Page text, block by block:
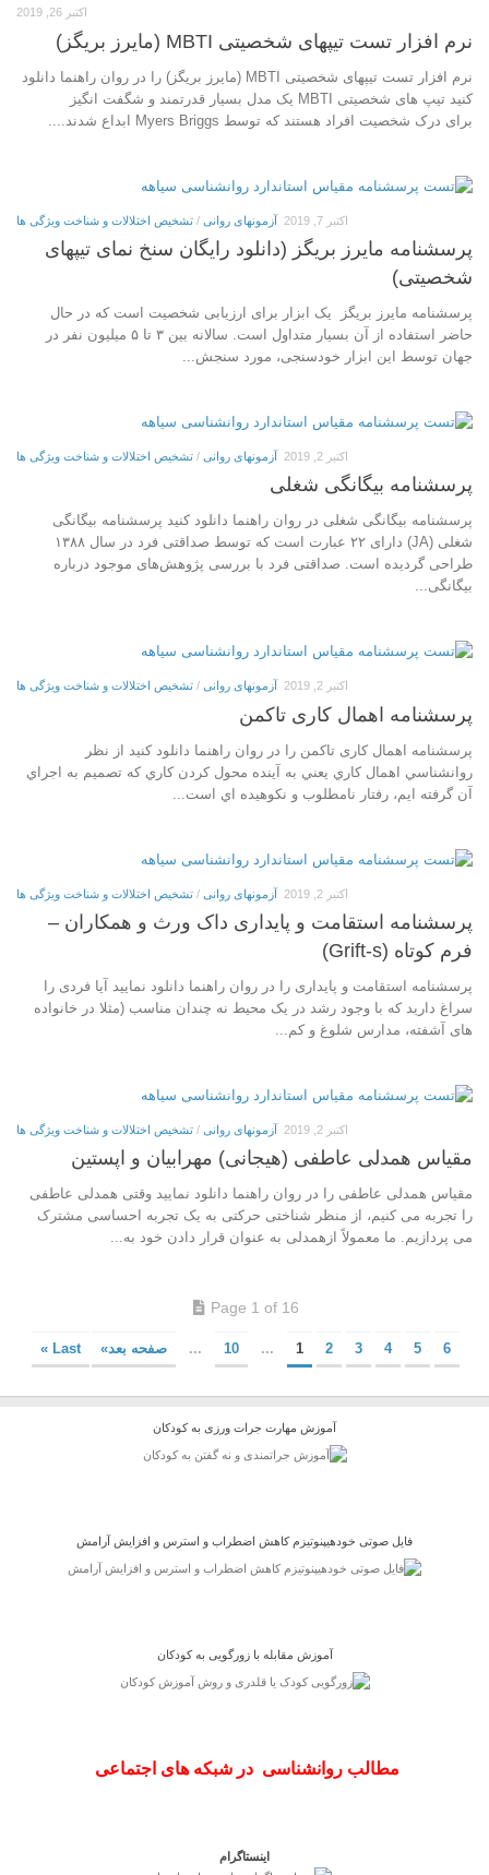
اکتبر 26, 2019
نرم افزار تست تیپهای شخصیتی MBTI (مایرز بریگز)
نرم افزار تست تیپهای شخصیتی MBTI (مایرز بریگز) را در روان راهنما دانلود
کنید تیپ های شخصیتی MBTI یک مدل بسیار قدرتمند و شگفت انگیز
برای درک شخصیت افراد هستند که توسط Myers Briggs ابداع شدند....
آزمونهای روانی / تشخیص اختلالات و شناخت ویژگی ها اکتبر 7, 2019
پرسشنامه مایرز بریگز (دانلود رایگان سنخ نمای تیپهای
شخصیتی)
پرسشنامه مایرز بریگز یک ابزار برای ارزیابی شخصیت است که در حال
حاضر استفاده از آن بسیار متداول است. سالانه بین ۳ تا ۵ میلیون نفر در
جهان توسط این ابزار خودسنجی، مورد سنجش...
آزمونهای روانی / تشخیص اختلالات و شناخت ویژگی ها اکتبر 2, 2019
پرسشنامه بیگانگی شغلی
پرسشنامه بیگانگی شغلی در روان راهنما دانلود کنید پرسشنامه بیگانگی
شغلی (JA) دارای ۲۲ عبارت است که توسط صداقتی فرد در سال ۱۳۸۸
طراحی گردیده است. صداقتی فرد با بررسی پژوهش‌های موجود درباره
بیگانگی...
آزمونهای روانی / تشخیص اختلالات و شناخت ویژگی ها اکتبر 2, 2019
پرسشنامه اهمال کاری تاکمن
پرسشنامه اهمال کاری تاکمن را در روان راهنما دانلود کنید از نظر
روانشناسي اهمال كاري يعني به آينده محول كردن كاري كه تصميم به اجراي
آن گرفته ايم، رفتار نامطلوب و نكوهيده اي است...
آزمونهای روانی / تشخیص اختلالات و شناخت ویژگی ها اکتبر 2, 2019
پرسشنامه استقامت و پایداری داک ورث و همکاران –
فرم کوتاه (Grift-s)
پرسشنامه استقامت و پایداری را در روان راهنما دانلود نمایید آیا فردی را
سراغ دارید که با وجود رشد در یک محیط نه چندان مناسب (مثلا در خانواده
های آشفته، مدارس شلوغ و کم...
آزمونهای روانی / تشخیص اختلالات و شناخت ویژگی ها اکتبر 2, 2019
مقیاس همدلی عاطفی (هیجانی) مهرابیان و اپستین
مقیاس همدلی عاطفی را در روان راهنما دانلود نمایید وقتی همدلی عاطفی
را تجربه می کنیم، از منظر شناختی حرکتی به یک تجربه احساسی مشترک
می پردازیم. ما معمولاً ازهمدلی به عنوان قرار دادن خود به...
Page 1 of 16
1 2 3 4 5 6
...
10
... صفحه بعد» Last »
آموزش مقابله با زورگویی به کودکان
فایل صوتی خودهیپنوتیزم کاهش اضطراب و استرس و افزایش آرامش
آموزش مهارت جرات ورزی به کودکان
مطالب روانشناسی در شبکه های اجتماعی
اینستاگرام